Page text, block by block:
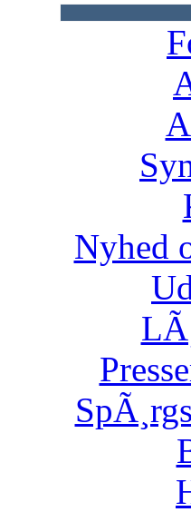
Nyhed